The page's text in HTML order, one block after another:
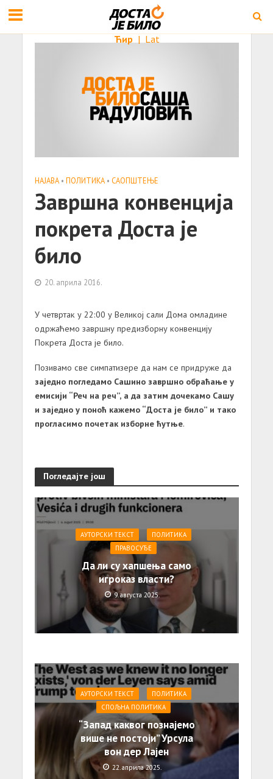
Ћир | Lat
НАЈАВА • ПОЛИТИКА • САОПШТЕЊE
Завршна конвенција
покрета Доста је
било
20. априла 2016.
У четвртак у 22:00 у Великој сали Дома омладине
одржаћемо завршну предизборну конвенцију
Покрета Доста је било.
Позивамо све симпатизере да нам се придруже да
заједно погледамо Сашино завршно обраћање у
емисији “Реч на реч”, а да затим дочекамо Сашу
и заједно у поноћ кажемо “Доста је било” и тако
прогласимо почетак изборне ћутње.
Погледајте још
АУТОРСКИ ТЕКСТ
ПОЛИТИКА
ПРАВОСУЂЕ
Да ли су хапшења само
игроказ власти?
9. августа 2025.
АУТОРСКИ ТЕКСТ
ПОЛИТИКА
СПОЉНА ПОЛИТИКА
“Запад каквог познајемо
више не постоји” Урсула
вон дер Лајен
22. априла 2025.